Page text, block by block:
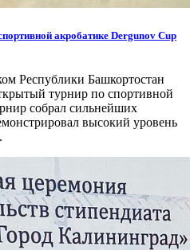
акробатике Dergunov Cup
Республики Башкортостан
турнир по спортивной
собрал сильнейших
высокий уровень